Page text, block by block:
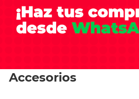
Accesorios